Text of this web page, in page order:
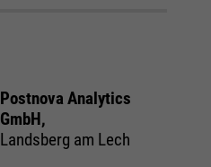
Postnova Analytics
GmbH,
Landsberg am Lech